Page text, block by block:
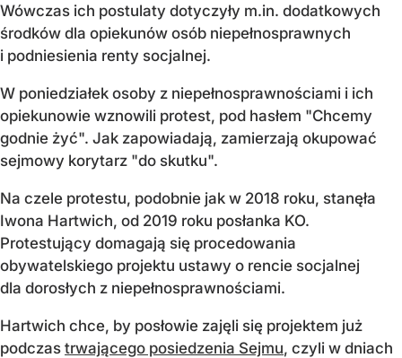
Wówczas ich postulaty dotyczyły m.in. dodatkowych
środków dla opiekunów osób niepełnosprawnych
i podniesienia renty socjalnej.
W poniedziałek osoby z niepełnosprawnościami i ich
opiekunowie wznowili protest, pod hasłem "Chcemy
godnie żyć". Jak zapowiadają, zamierzają okupować
sejmowy korytarz "do skutku".
Na czele protestu, podobnie jak w 2018 roku, stanęła
Iwona Hartwich, od 2019 roku posłanka KO.
Protestujący domagają się procedowania
obywatelskiego projektu ustawy o rencie socjalnej
dla dorosłych z niepełnosprawnościami.
Hartwich chce, by posłowie zajęli się projektem już
podczas trwającego posiedzenia Sejmu, czyli w dniach